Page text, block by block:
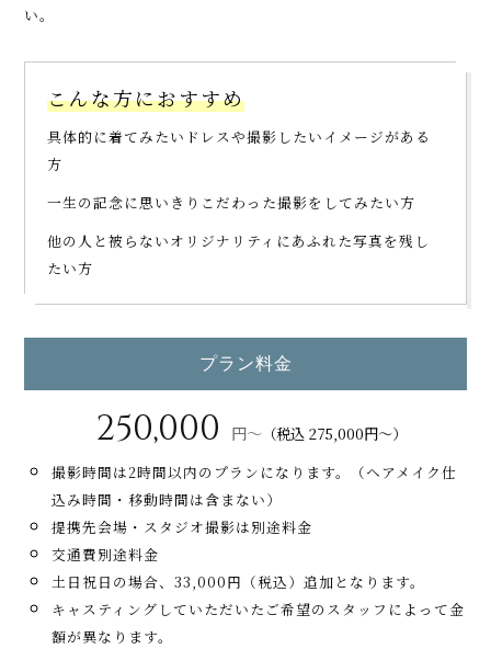
い。
こんな方におすすめ
具体的に着てみたいドレスや撮影したいイメージがある
方
一生の記念に思いきりこだわった撮影をしてみたい方
他の人と被らないオリジナリティにあふれた写真を残し
たい方
プラン料金
250,000 円～ （税込 275,000円～）
撮影時間は2時間以内のプランになります。（ヘアメイク仕
込み時間・移動時間は含まない）
提携先会場・スタジオ撮影は別途料金
交通費別途料金
土日祝日の場合、33,000円（税込）追加となります。
キャスティングしていただいたご希望のスタッフによって金
額が異なります。